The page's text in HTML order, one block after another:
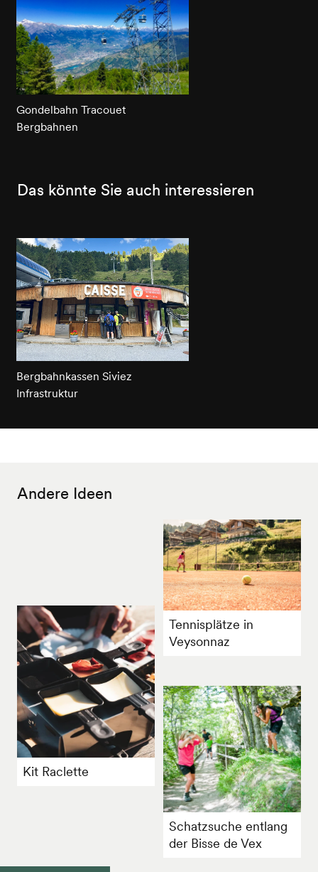
Gondelbahn Tracouet
Bergbahnen
Das könnte Sie auch interessieren
Bergbahnkassen Siviez
Infrastruktur
Andere Ideen
Tennisplätze in
Veysonnaz
Kit Raclette
Schatzsuche entlang
der Bisse de Vex